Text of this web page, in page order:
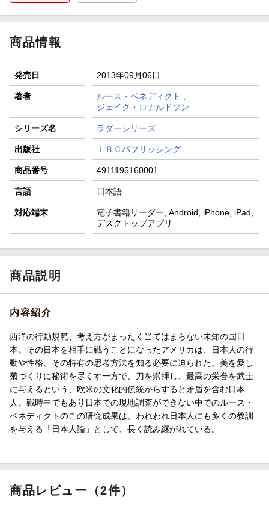
商品情報
発売日 2013年09月06日
著者 ルース・ベネディクト
ジェイク・ロナルドソン
シリーズ名 ラダーシリーズ
出版社 ＩＢＣパブリッシング
商品番号 4911195160001
言語 日本語
対応端末
電子書籍リーダー, Android, iPhone, iPad,
デスクトップアプリ
商品説明
内容紹介
西洋の行動規範、考え方がまったく当てはまらない未知の国日
本。その日本を相手に戦うことになったアメリカは、日本人の行
動や性格、その特有の思考方法を知る必要に迫られた。美を愛し
菊づくりに秘術を尽くす一方で、刀を崇拝し、最高の栄誉を武士
に与えるという、欧米の文化的伝統からすると矛盾を含む日本
人。戦時中でもあり日本での現地調査ができない中でのルース・
ベネディクトのこの研究成果は、われわれ日本人にも多くの教訓
を与える「日本人論」として、長く読み継がれている。
商品レビュー（2件）